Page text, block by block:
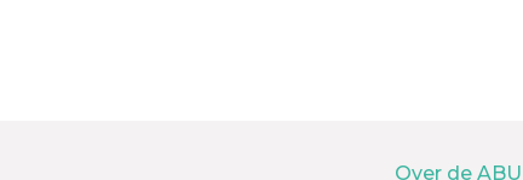
Over de ABU